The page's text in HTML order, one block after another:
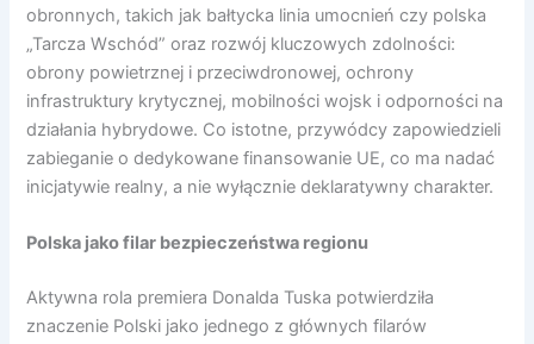
obronnych, takich jak bałtycka linia umocnień czy polska
„Tarcza Wschód” oraz rozwój kluczowych zdolności:
obrony powietrznej i przeciwdronowej, ochrony
infrastruktury krytycznej, mobilności wojsk i odporności na
działania hybrydowe. Co istotne, przywódcy zapowiedzieli
zabieganie o dedykowane finansowanie UE, co ma nadać
inicjatywie realny, a nie wyłącznie deklaratywny charakter.
Polska jako filar bezpieczeństwa regionu
Aktywna rola premiera Donalda Tuska potwierdziła
znaczenie Polski jako jednego z głównych filarów